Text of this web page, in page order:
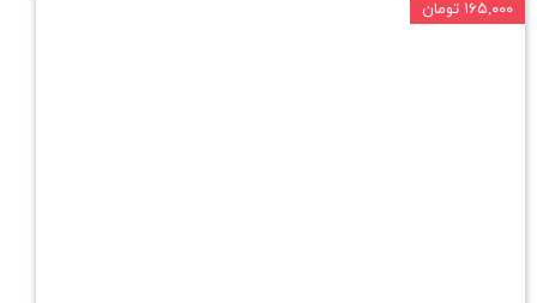
۱۶۵,۰۰۰ تومان